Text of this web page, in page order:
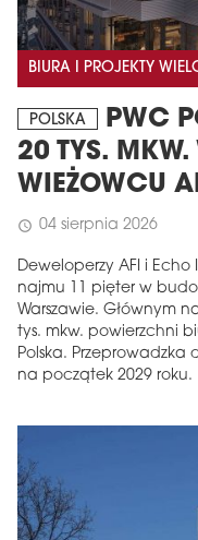
BIURA I PROJEKTY
POLSKA
PWC
20 TYS.
WIEŻOWCU
schedule 04 sierpnia 2026
Deweloperzy AFI i
najmu 11 pięter w
Warszawie. Głównym
tys. mkw. powierzchni
Polska.
na początek 2029 roku.